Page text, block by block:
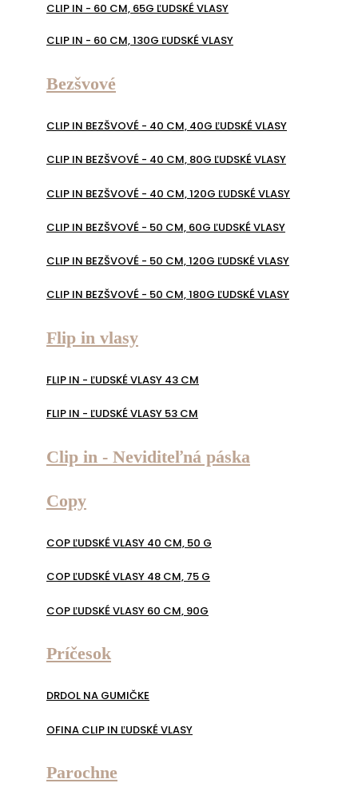
CLIP IN - 60 CM, 65G ĽUDSKÉ VLASY
CLIP IN - 60 CM, 130G ĽUDSKÉ VLASY
Bezšvové
CLIP IN BEZŠVOVÉ - 40 CM, 40G ĽUDSKÉ VLASY
CLIP IN BEZŠVOVÉ - 40 CM, 80G ĽUDSKÉ VLASY
CLIP IN BEZŠVOVÉ - 40 CM, 120G ĽUDSKÉ VLASY
CLIP IN BEZŠVOVÉ - 50 CM, 60G ĽUDSKÉ VLASY
CLIP IN BEZŠVOVÉ - 50 CM, 120G ĽUDSKÉ VLASY
CLIP IN BEZŠVOVÉ - 50 CM, 180G ĽUDSKÉ VLASY
Flip in vlasy
FLIP IN - ĽUDSKÉ VLASY 43 CM
FLIP IN - ĽUDSKÉ VLASY 53 CM
Clip in - Neviditeľná páska
Copy
COP ĽUDSKÉ VLASY 40 CM, 50 G
COP ĽUDSKÉ VLASY 48 CM, 75 G
COP ĽUDSKÉ VLASY 60 CM, 90G
Príčesok
DRDOL NA GUMIČKE
OFINA CLIP IN ĽUDSKÉ VLASY
Parochne